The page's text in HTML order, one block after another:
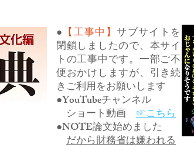
● 【工事中】サブサイトを
閉鎖しましたので、本サイ
トの工事中です。一部ご不
便おかけしますが、引き続
きご利用をお願いします
●YouTubeチャンネル
ショート動画 ☞こちら
●NOTE論文始めました
だから財務省は嫌われる